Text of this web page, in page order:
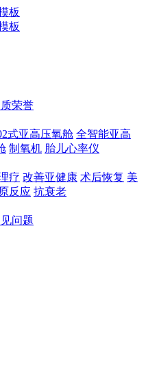
荣誉
式亚高压氧舱 全智能亚高
制氧机 胎儿心率仪
疗 改善亚健康 术后恢复 美
反应 抗衰老
问题